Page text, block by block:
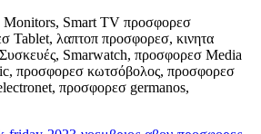
Smart TV προσφορεσ
Tablet, λαπτοπ προσφορεσ, κινητα
Smarwatch, προσφορεσ Media
προσφορεσ κωτσόβολος, προσφορεσ
προσφορεσ germanos,